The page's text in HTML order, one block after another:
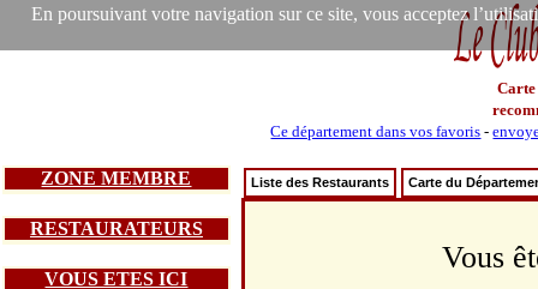
En poursuivant votre navigation sur ce site, vous acceptez
Carte
Ce département dans vos favoris -
ZONE MEMBRE
RESTAURATEURS
VOUS ETES ICI
Liste des Restaurants Carte du
Vous